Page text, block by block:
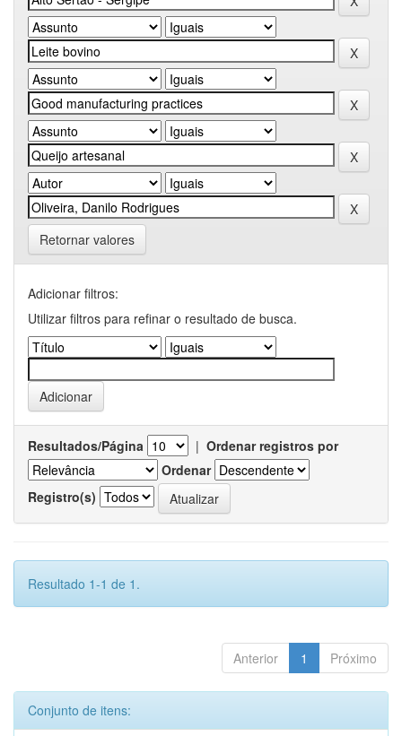
Retornar valores
Adicionar filtros:
Utilizar filtros para refinar o resultado de busca.
Resultados/Página | Ordenar registros por
Ordenar
Registro(s)
Resultado 1-1 de 1.
Anterior 1 Próximo
Conjunto de itens: